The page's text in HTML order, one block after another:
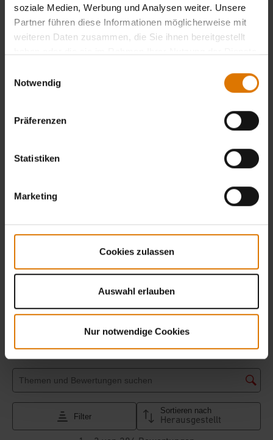
soziale Medien, Werbung und Analysen weiter. Unsere
Partner führen diese Informationen möglicherweise mit
weiteren Daten zusammen, die Sie ihnen bereitgestellt
Notwendig
Präferenzen
Statistiken
Marketing
Cookies zulassen
Auswahl erlauben
Nur notwendige Cookies